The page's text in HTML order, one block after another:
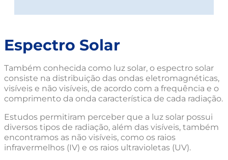
Espectro Solar
Também conhecida como luz solar, o espectro solar
consiste na distribuição das ondas eletromagnéticas,
visíveis e não visíveis, de acordo com a frequência e o
comprimento da onda característica de cada radiação.
Estudos permitiram perceber que a luz solar possui
diversos tipos de radiação, além das visíveis, também
encontramos as não visíveis, como os raios
infravermelhos (IV) e os raios ultravioletas (UV).